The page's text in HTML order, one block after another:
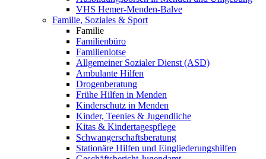
VHS Hemer-Menden-Balve
Familie, Soziales & Sport
Familie
Familienbüro
Familienlotse
Allgemeiner Sozialer Dienst (ASD)
Ambulante Hilfen
Drogenberatung
Frühe Hilfen in Menden
Kinderschutz in Menden
Kinder, Teenies & Jugendliche
Kitas & Kindertagespflege
Schwangerschaftsberatung
Stationäre Hilfen und Eingliederungshilfen